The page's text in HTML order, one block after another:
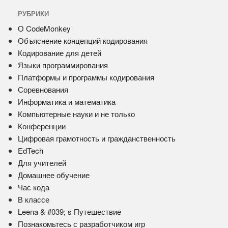
РУБРИКИ
О CodeMonkey
Объяснение концепций кодирования
Кодирование для детей
Языки программирования
Платформы и программы кодирования
Соревнования
Информатика и математика
Компьютерные науки и не только
Конференции
Цифровая грамотность и гражданственность
EdTech
Для учителей
Домашнее обучение
Час кода
В классе
Leena & #039; s Путешествие
Познакомьтесь с разработчиком игр